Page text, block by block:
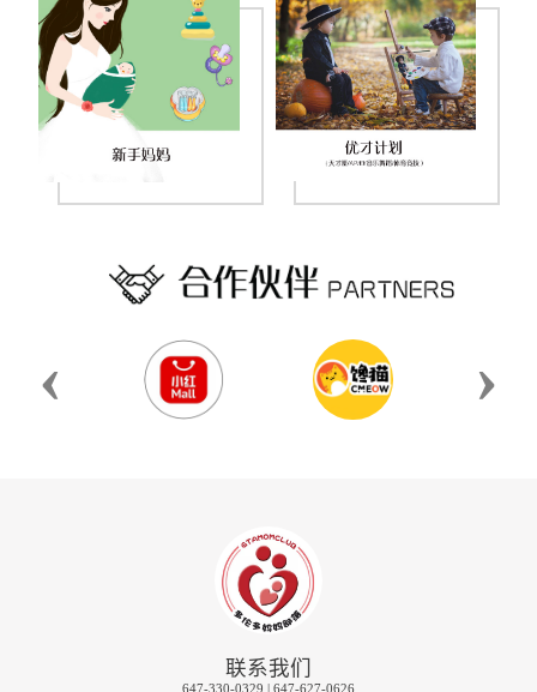
‹ ›
联系我们
647-330-0329 | 647-627-0626